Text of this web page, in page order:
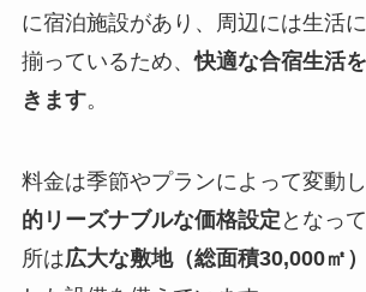
に宿泊施設があり、周辺には生活
揃っているため、快適な合宿生活
きます。
料金は季節やプランによって変動し
的リーズナブルな価格設定 となっ
所は広大な敷地（総面積30,000㎡